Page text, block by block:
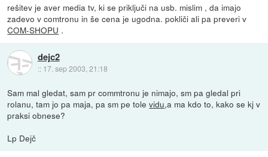
rešitev je aver media tv, ki se priključi na usb. mislim , da imajo
zadevo v comtronu in še cena je ugodna. pokliči ali pa preveri v
COM-SHOPU .
dejc2
:: 17. sep 2003, 21:18
Sam mal gledat, sam pr commtronu je nimajo, sm pa gledal pri
rolanu, tam jo pa maja, pa sm pe tolevidu,a ma kdo to, kako se kj v
praksi obnese?
Lp Dejč